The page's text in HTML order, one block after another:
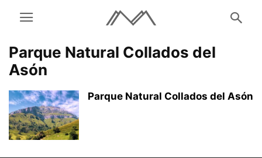
Parque Natural Collados del
Asón
Parque Natural Collados del Asón